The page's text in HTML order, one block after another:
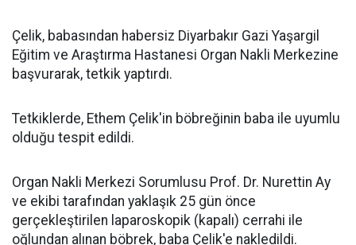
Çelik, babasından habersiz Diyarbakır Gazi Yaşargil
Eğitim ve Araştırma Hastanesi Organ Nakli Merkezine
başvurarak, tetkik yaptırdı.
Tetkiklerde, Ethem Çelik'in böbreğinin baba ile uyumlu
olduğu tespit edildi.
Organ Nakli Merkezi Sorumlusu Prof. Dr. Nurettin Ay
ve ekibi tarafından yaklaşık 25 gün önce
gerçekleştirilen laparoskopik (kapalı) cerrahi ile
oğlundan alınan böbrek, baba Çelik'e nakledildi.